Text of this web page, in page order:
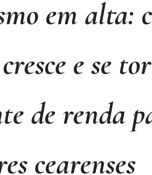
em alta:
e se
de renda
cearenses